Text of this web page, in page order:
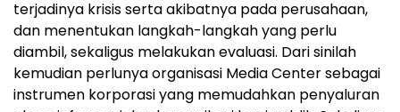
terjadinya krisis serta akibatnya pada perusahaan,
dan menentukan langkah-langkah yang perlu
diambil, sekaligus melakukan evaluasi. Dari sinilah
kemudian perlunya organisasi Media Center sebagai
instrumen korporasi yang memudahkan penyaluran